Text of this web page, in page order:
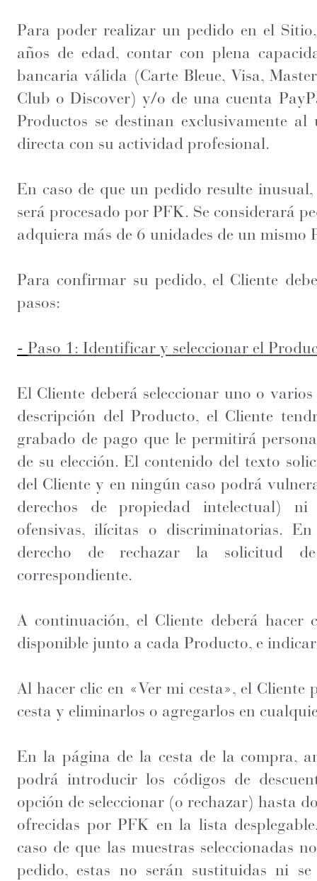
Para poder realizar un pedido en el
años de edad, contar con plena
bancaria válida (Carte Bleue, Visa,
Club o Discover) y/o de una cuenta
Productos se destinan exclusivamente
directa con su actividad profesional.
En caso de que un pedido resulte
será procesado por PFK. Se considerará
adquiera más de 6 unidades de un mismo
Para confirmar su pedido, el Cliente
pasos:
- Paso 1: Identificar y seleccionar el
El Cliente deberá seleccionar uno o
descripción del Producto, el Cliente
grabado de pago que le permitirá
de su elección. El contenido del texto
del Cliente y en ningún caso podrá
derechos de propiedad intelectual) ni
ofensivas, ilícitas o discriminatorias.
derecho de rechazar la solicitud
correspondiente.
A continuación, el Cliente deberá
disponible junto a cada Producto, e
Al hacer clic en «Ver mi cesta», el
cesta y eliminarlos o agregarlos en
En la página de la cesta de la compra,
podrá introducir los códigos de
opción de seleccionar (o rechazar) hasta
ofrecidas por PFK en la lista
caso de que las muestras seleccionadas
pedido, estas no serán sustituidas ni